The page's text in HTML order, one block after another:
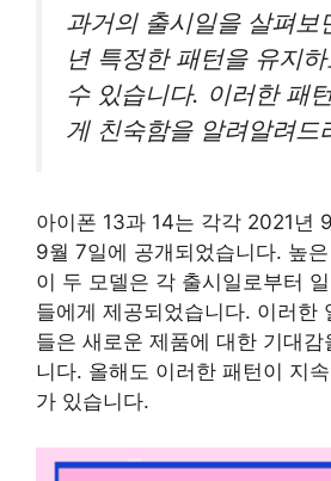
과거의 출시일을 살펴보
년 특정한 패턴을 유지
수 있습니다. 이러한 패
게 친숙함을 알려알려드
아이폰 13과 14는 각각 2021년
9월 7일에 공개되었습니다. 높
이 두 모델은 각 출시일로부터
들에게 제공되었습니다. 이러한
들은 새로운 제품에 대한 기대
니다. 올해도 이러한 패턴이 지
가 있습니다.